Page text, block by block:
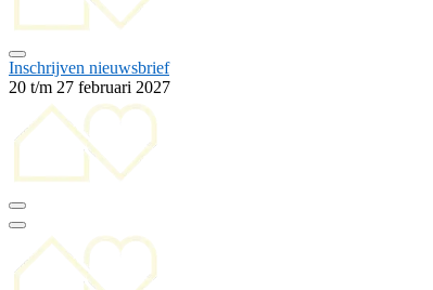
Inschrijven nieuwsbrief
20 t/m 27 februari 2027